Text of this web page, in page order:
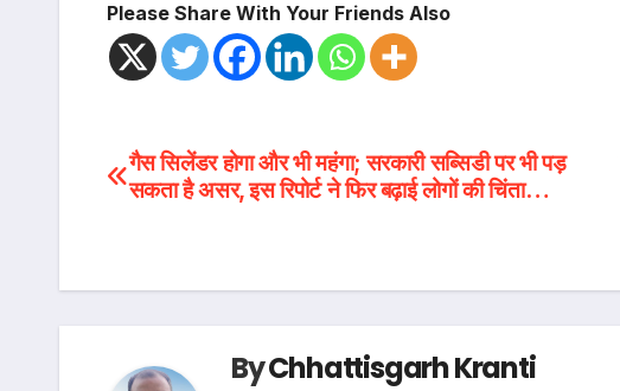
Please Share With Your Friends Also
Post
गैस सिलेंडर होगा और भी महंगा; सरकारी सब्सिडी पर भी पड़
सकता है असर, इस रिपोर्ट ने फिर बढ़ाई लोगों की चिंता…
ByChhattisgarh Kranti